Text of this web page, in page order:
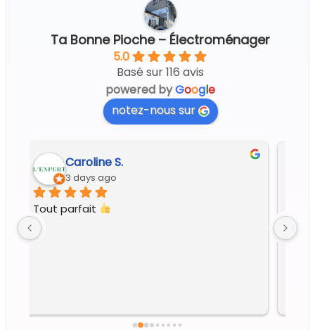
Ta Bonne Pioche – Électroménager
5.0
Basé sur 116 avis
powered byGoogle
notez-nous sur
Regine G.
6 days ago